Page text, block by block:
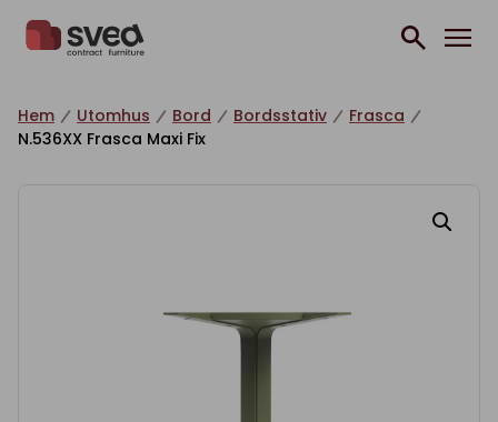
Hem Utomhus Bord Bordsstativ
Frasca
N.536XX Frasca Maxi Fix